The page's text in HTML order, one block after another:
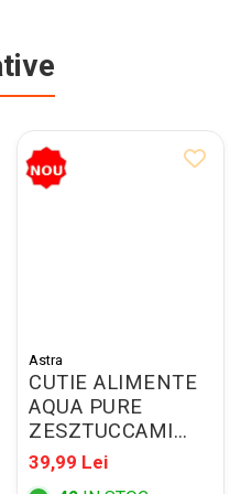
Astra
CUTIE ALIMENTE
AQUA PURE
ZESZTUCCAMI
900ML
GREEN/LAVANDER
39,99 Lei